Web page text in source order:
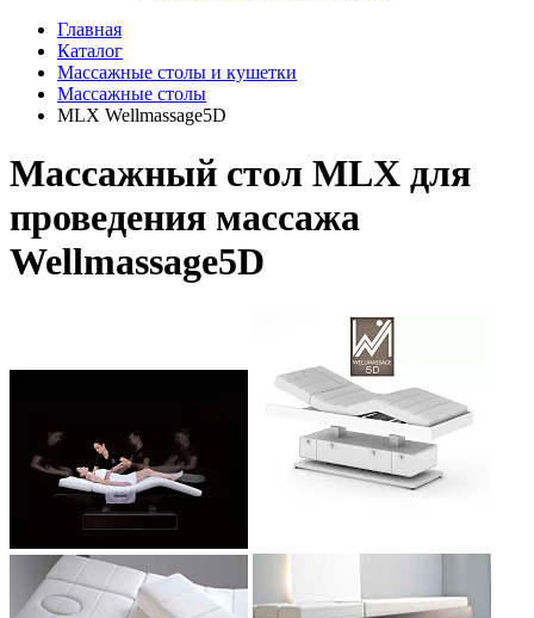
Главная
Каталог
Массажные столы и кушетки
Массажные столы
MLX Wellmassage5D
Массажный стол MLX для
проведения массажа
Wellmassage5D